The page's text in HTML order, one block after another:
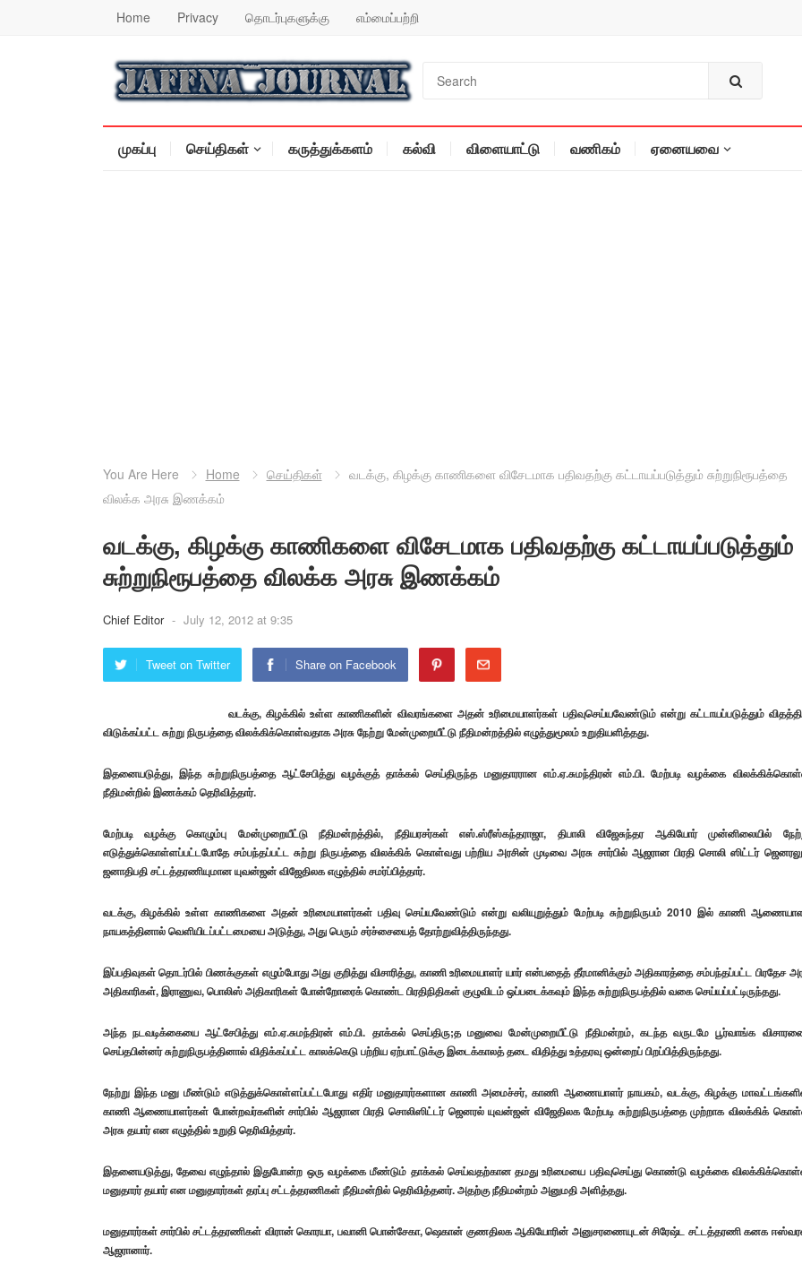
Home Privacy தொடர்புகளுக்கு எம்மைப்பற்றி
முகப்பு செய்திகள் கருத்துக்களம் கல்வி விளையாட்டு வணிகம் ஏனையவை
You Are Here Home செய்திகள்
வடக்கு, கிழக்கு காணிகளை விசேடமாக பதிவதற்கு கட்டாயப்படுத்தும் சுற்றுநிரூபத்தை
விலக்க அரசு இணக்கம்
வடக்கு, கிழக்கு காணிகளை விசேடமாக பதிவதற்கு கட்டாயப்படுத்தும்
சுற்றுநிரூபத்தை விலக்க அரசு இணக்கம்
Chief Editor - July 12, 2012 at 9:35
Tweet on Twitter Share on Facebook
வடக்கு, கிழக்கில் உள்ள காணிகளின் விவரங்களை அதன் உரிமையாளர்கள் பதிவுசெய்யவேண்டும் என்று கட்டாயப்படுத்தும்
விடுக்கப்பட்ட சுற்று நிருபத்தை விலக்கிக்கொள்வதாக அரசு நேற்று மேன்முறையீட்டு நீதிமன்றத்தில் எழுத்துமூலம் உறுதியளித்தது.
இதனையடுத்து, இந்த சுற்றுநிருபத்தை ஆட்சேபித்து வழக்குத் தாக்கல் செய்திருந்த மனுதாரரான எம்.ஏ.சுமந்திரன் எம்.பி. மேற்படி வழக்கை
நீதிமன்றில் இணக்கம் தெரிவித்தார்.
மேற்படி வழக்கு கொழும்பு மேன்முறையீட்டு நீதிமன்றத்தில், நீதியரசர்கள் எஸ்.ஸ்ரீஸ்கந்தராஜா, திபாலி விஜேசுந்தர ஆகியோர் முன்னிலையில்
எடுத்துக்கொள்ளப்பட்டபோதே சம்பந்தப்பட்ட சுற்று நிருபத்தை விலக்கிக் கொள்வது பற்றிய அரசின் முடிவை அரசு சார்பில் ஆஜரான பிரதி சொலி ஸிட்டர்
ஜனாதிபதி சட்டத்தரணியுமான யுவன்ஜன் விஜேதிலக எழுத்தில் சமர்ப்பித்தார்.
வடக்கு, கிழக்கில் உள்ள காணிகளை அதன் உரிமையாளர்கள் பதிவு செய்யவேண்டும் என்று வலியுறுத்தும் மேற்படி சுற்றுநிருபம் 2010 இல் காணி
நாயகத்தினால் வெளியிடப்பட்டமையை அடுத்து, அது பெரும் சர்ச்சையைத் தோற்றுவித்திருந்தது.
இப்பதிவுகள் தொடர்பில் பிணக்குகள் எழும்போது அது குறித்து விசாரித்து, காணி உரிமையாளர் யார் என்பதைத் தீர்மானிக்கும் அதிகாரத்தை சம்பந்தப்பட்ட பிரதேச
அதிகாரிகள், இராணுவ, பொலிஸ் அதிகாரிகள் போன்றோரைக் கொண்ட பிரதிநிதிகள் குழுவிடம் ஒப்படைக்கவும் இந்த சுற்றுநிருபத்தில் வகை செய்யப்பட்டிருந்தது.
அந்த நடவடிக்கையை ஆட்சேபித்து எம்.ஏ.சுமந்திரன் எம்.பி. தாக்கல் செய்திரு;த மனுவை மேன்முறையீட்டு நீதிமன்றம், கடந்த வருடமே பூர்வாங்க
செய்தபின்னர் சுற்றுநிருபத்தினால் விதிக்கப்பட்ட காலக்கெடு பற்றிய ஏற்பாட்டுக்கு இடைக்காலத் தடை விதித்து உத்தரவு ஒன்றைப் பிறப்பித்திருந்தது.
நேற்று இந்த மனு மீண்டும் எடுத்துக்கொள்ளப்பட்டபோது எதிர் மனுதாரர்களான காணி அமைச்சர், காணி ஆணையாளர் நாயகம், வடக்கு, கிழக்கு
காணி ஆணையாளர்கள் போன்றவர்களின் சார்பில் ஆஜரான பிரதி சொலிஸிட்டர் ஜெனரல் யுவன்ஜன் விஜேதிலக மேற்படி சுற்றுநிருபத்தை முற்றாக விலக்கிக்
அரசு தயார் என எழுத்தில் உறுதி தெரிவித்தார்.
இதனையடுத்து, தேவை எழுந்தால் இதுபோன்ற ஒரு வழக்கை மீண்டும் தாக்கல் செய்வதற்கான தமது உரிமையை பதிவுசெய்து கொண்டு வழக்கை
மனுதாரர் தயார் என மனுதாரர்கள் தரப்பு சட்டத்தரணிகள் நீதிமன்றில் தெரிவித்தனர். அதற்கு நீதிமன்றம் அனுமதி அளித்தது.
மனுதாரர்கள் சார்பில் சட்டத்தரணிகள் விரான் கொரயா, பவானி பொன்சேகா, ஷெகான் குணதிலக ஆகியோரின் அனுசரணையுடன் சிரேஷ்ட சட்டத்தரணி கனக
ஆஜரானார்.